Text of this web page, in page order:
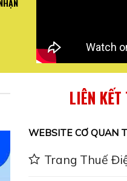
TRỌNG VỀ
...
LIÊN
WEBSITE CƠ QUAN
Trang Thuế